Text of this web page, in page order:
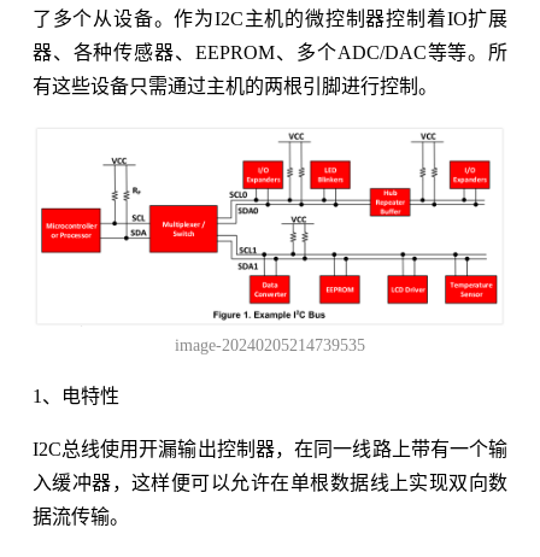
了多个从设备。作为I2C主机的微控制器控制着IO扩展
器、各种传感器、EEPROM、多个ADC/DAC等等。所
有这些设备只需通过主机的两根引脚进行控制。
image-20240205214739535
1、电特性
I2C总线使用开漏输出控制器，在同一线路上带有一个输
入缓冲器，这样便可以允许在单根数据线上实现双向数
据流传输。